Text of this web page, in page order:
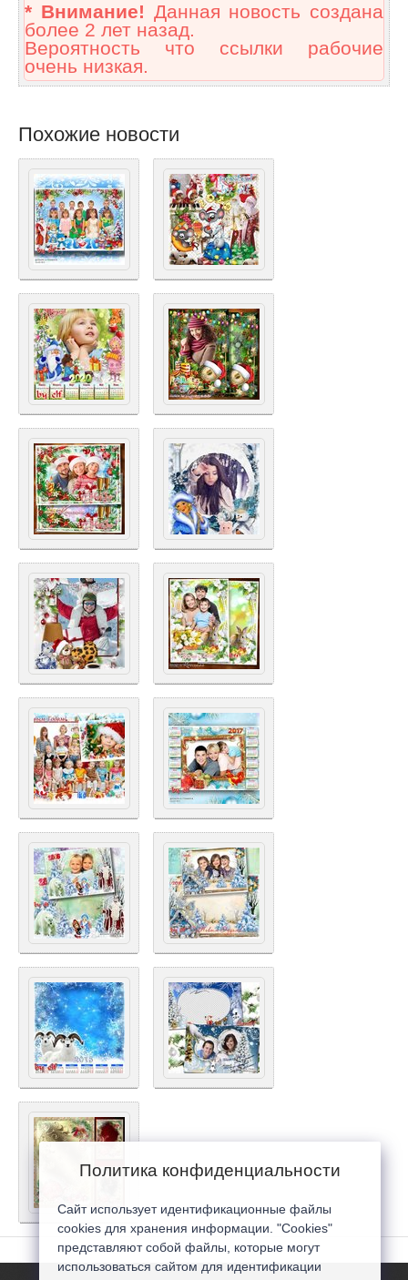
* Внимание! Данная новость создана
более 2 лет назад.
Вероятность что ссылки рабочие
очень низкая.
Похожие новости
Политика конфиденциальности
Сайт использует идентификационные файлы
cookies для хранения информации. "Cookies"
представляют собой файлы, которые могут
использоваться сайтом для идентификации